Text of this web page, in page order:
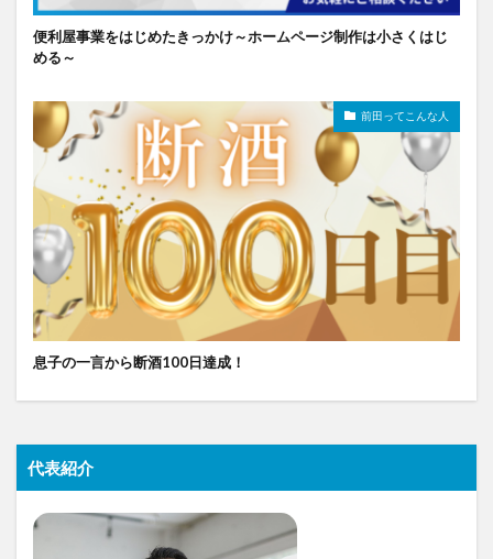
便利屋事業をはじめたきっかけ～ホームページ制作は小さくはじ
める～
前田ってこんな人
息子の一言から断酒100日達成！
代表紹介